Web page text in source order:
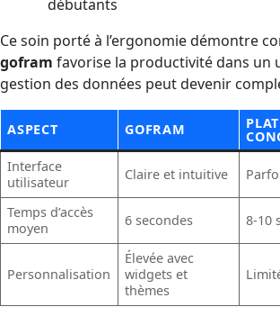
débutants
Ce soin porté à l’ergonomie démontre
gofram favorise la productivité dans un
gestion des données peut devenir
ASPECT GOFRAM
Interface
utilisateur
Claire et intuitive
Temps d’accès
moyen
6 secondes 8-10
Personnalisation
Élevée avec
widgets et
thèmes